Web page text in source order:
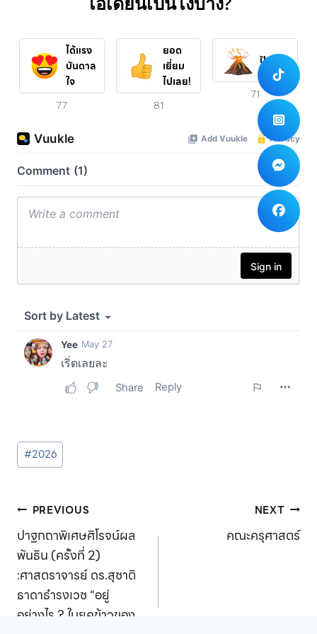
ได้แรง
บันดาล
ใจ
77
ยอด
เยี่ยม
ไปเลย!
81
ปังสุดๆ
71
Post
Tags:
#2026
Post
navigation
PREVIOUS
ปาฐกถาพิเศษศิโรจน์ผล
พันธิน (ครั้งที่ 2)
:ศาสตราจารย์ ดร.สุชาติ
ธาดาธำรงเวช “อยู่
อย่างไร ? ในยุคข้าวของ
NEXT
คณะครุศาสตร์